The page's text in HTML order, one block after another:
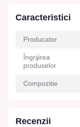
Caracteristici
Producator
Îngrijirea
produselor
Compozitie
Recenzii